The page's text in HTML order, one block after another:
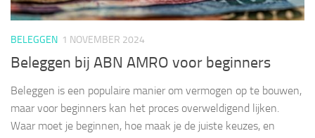
BELEGGEN 1 NOVEMBER 2024
Beleggen bij ABN AMRO voor beginners
Beleggen is een populaire manier om vermogen op te bouwen,
maar voor beginners kan het proces overweldigend lijken.
Waar moet je beginnen, hoe maak je de juiste keuzes, en